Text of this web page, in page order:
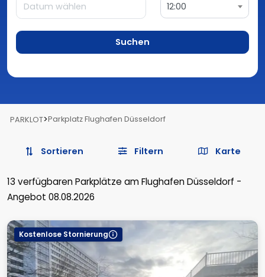
12:00
Suchen
PARKLOT>Parkplatz Flughafen Düsseldorf
Sortieren Filtern Karte
13 verfügbaren Parkplätze am Flughafen Düsseldorf -
Angebot 08.08.2026
Kostenlose Stornierung